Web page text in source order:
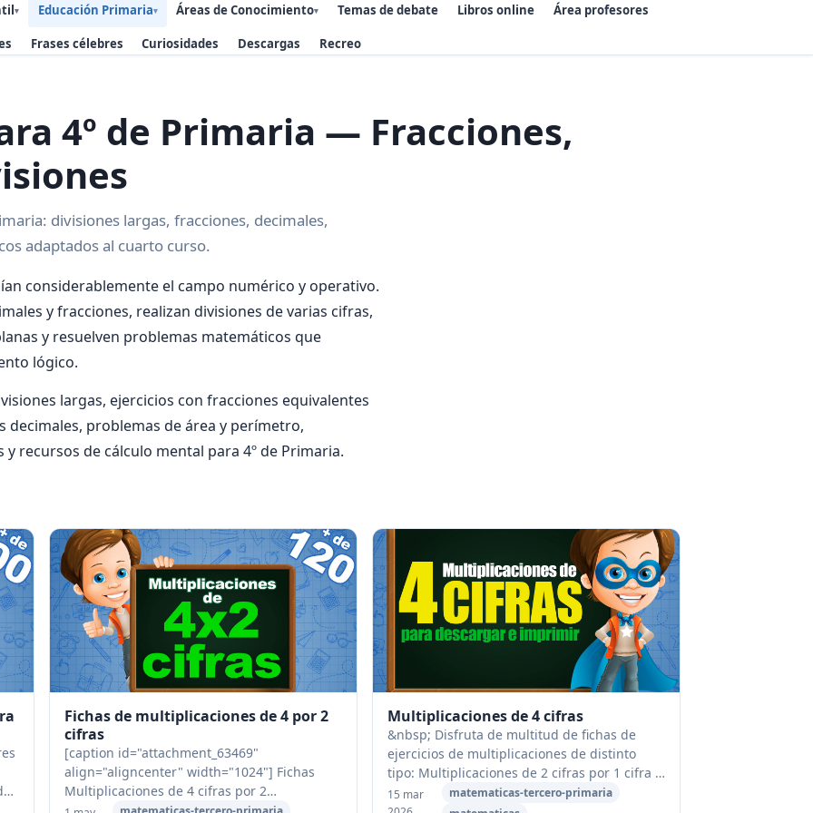
▾ Educación Primaria▾ Áreas de Conocimiento▾ Temas de debate Libros online Área profesores
Frases célebres Curiosidades Descargas Recreo
4º de Primaria — Fracciones,
divisiones largas, fracciones, decimales,
adaptados al cuarto curso.
considerablemente el campo numérico y operativo.
y fracciones, realizan divisiones de varias cifras,
y resuelven problemas matemáticos que
lógico.
largas, ejercicios con fracciones equivalentes
decimales, problemas de área y perímetro,
recursos de cálculo mental para 4º de Primaria.
Fichas de multiplicaciones de 4 por 2
cifras
[caption id="attachment_63469"
align="aligncenter" width="1024"] Fichas
Multiplicaciones de 4 cifras por 2
cifras[/caption] Descargate TODAS LAS
Multiplicaciones de 4 cifras
&nbsp; Disfruta de multitud de fichas de
ejercicios de multiplicaciones de distinto
tipo: Multiplicaciones de 2 cifras por 1 cifra .
El nivel más básico. Multiplicaciones de 2
15 mar
matematicas-tercero-primaria